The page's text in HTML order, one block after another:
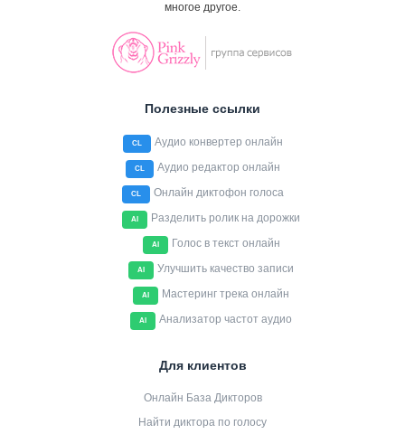
многое другое.
Полезные ссылки
CL Аудио конвертер онлайн
CL Аудио редактор онлайн
CL Онлайн диктофон голоса
AI Разделить ролик на дорожки
AI Голос в текст онлайн
AI Улучшить качество записи
AI Мастеринг трека онлайн
AI Анализатор частот аудио
Для клиентов
Онлайн База Дикторов
Найти диктора по голосу